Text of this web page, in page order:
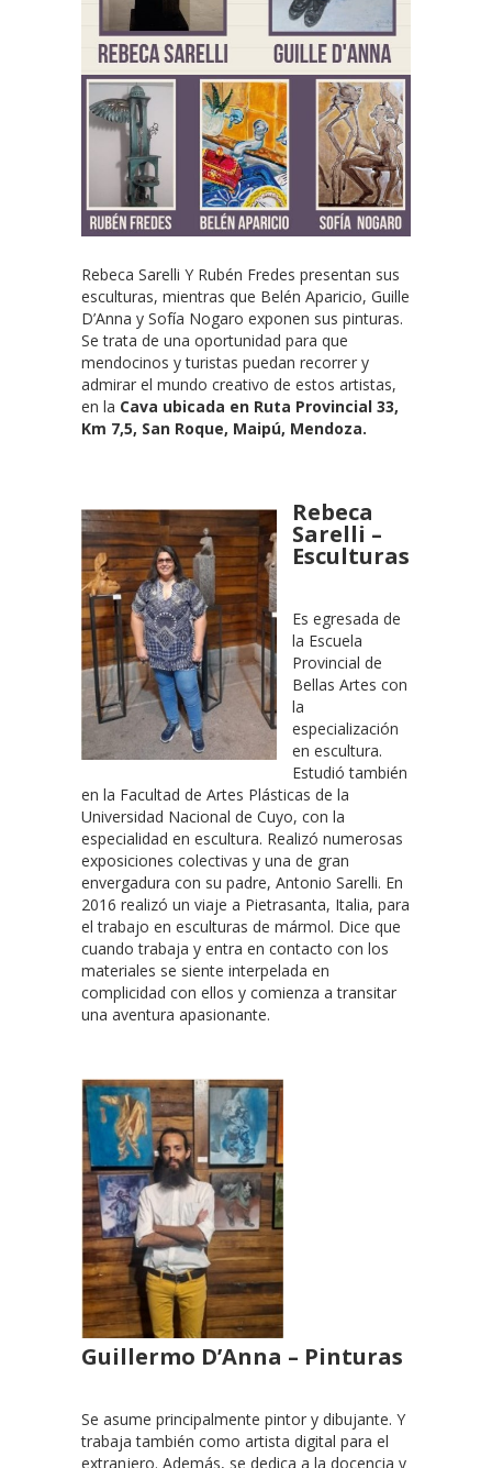
Rebeca Sarelli Y Rubén Fredes presentan sus
esculturas, mientras que Belén Aparicio, Guille
D’Anna y Sofía Nogaro exponen sus pinturas.
Se trata de una oportunidad para que
mendocinos y turistas puedan recorrer y
admirar el mundo creativo de estos artistas,
en la Cava ubicada en Ruta Provincial 33,
Km 7,5, San Roque, Maipú, Mendoza.
Rebeca
Sarelli –
Esculturas
Es egresada de
la Escuela
Provincial de
Bellas Artes con
la
especialización
en escultura.
Estudió también
en la Facultad de Artes Plásticas de la
Universidad Nacional de Cuyo, con la
especialidad en escultura. Realizó numerosas
exposiciones colectivas y una de gran
envergadura con su padre, Antonio Sarelli. En
2016 realizó un viaje a Pietrasanta, Italia, para
el trabajo en esculturas de mármol. Dice que
cuando trabaja y entra en contacto con los
materiales se siente interpelada en
complicidad con ellos y comienza a transitar
una aventura apasionante.
Guillermo D’Anna – Pinturas
Se asume principalmente pintor y dibujante. Y
trabaja también como artista digital para el
extranjero. Además, se dedica a la docencia y